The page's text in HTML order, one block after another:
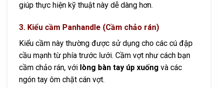
giúp thực hiện kỹ thuật này dễ dàng hơn.
3. Kiểu cầm Panhandle (Cầm chảo rán)
Kiểu cầm này thường được sử dụng cho các cú đập
cầu mạnh từ phía trước lưới. Cầm vợt như cách bạn
cầm chảo rán, với lòng bàn tay úp xuống và các
ngón tay ôm chặt cán vợt.